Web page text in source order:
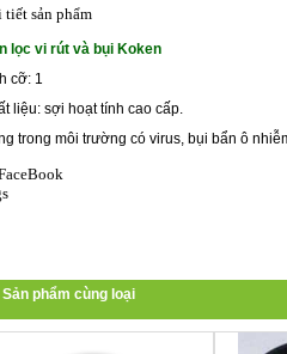
tiết sản phẩm
lọc vi rút và bụi Koken
cỡ: 1
liệu: sợi hoạt tính cao cấp.
trong môi trường có virus, bụi bẩn ô
Sản phẩm cùng loại